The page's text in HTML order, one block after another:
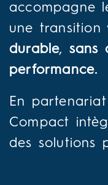
accompagne
une transition
durable, sans
performance.
En
Compact
des solutions